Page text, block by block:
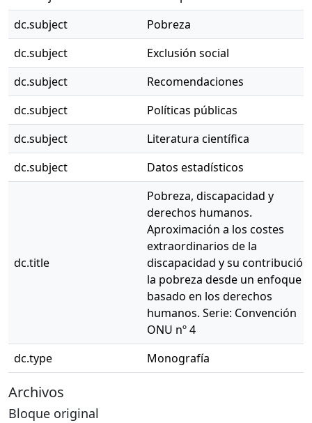
dc.subject
Pobreza
dc.subject
Exclusión social
dc.subject
Recomendaciones
dc.subject
Políticas públicas
dc.subject
Literatura científica
dc.subject
Datos estadísticos
dc.title
Pobreza, discapacidad y
derechos humanos.
Aproximación a los costes
extraordinarios de la
discapacidad y su contribución
la pobreza desde un enfoque
basado en los derechos
humanos. Serie: Convención
ONU nº 4
dc.type
Monografía
Archivos
Bloque original